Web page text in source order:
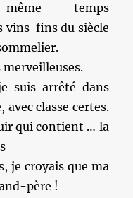
temps
vins fins du siècle
merveilleuses.
suis arrêté dans
avec classe certes.
qui contient … la
je croyais que ma
père !